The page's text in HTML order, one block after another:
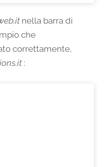
nella barra di
che
correttamente,
: